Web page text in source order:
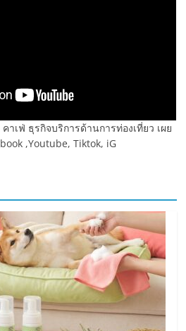
าเฟ่ ธุรกิจบริการด้านการท่องเที่ยว เผย
,Youtube, Tiktok, iG